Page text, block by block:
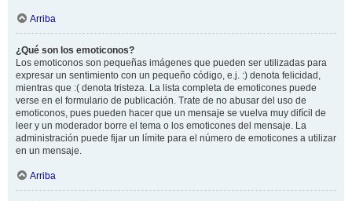
Arriba
¿Qué son los emoticonos?
Los emoticonos son pequeñas imágenes que pueden ser utilizadas para
expresar un sentimiento con un pequeño código, e.j. :) denota felicidad,
mientras que :( denota tristeza. La lista completa de emoticones puede
verse en el formulario de publicación. Trate de no abusar del uso de
emoticonos, pues pueden hacer que un mensaje se vuelva muy difícil de
leer y un moderador borre el tema o los emoticones del mensaje. La
administración puede fijar un límite para el número de emoticones a utilizar
en un mensaje.
Arriba